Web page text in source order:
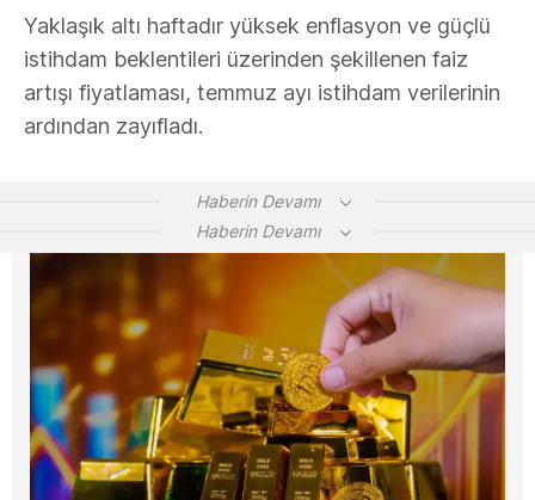
Yaklaşık altı haftadır yüksek enflasyon ve güçlü
istihdam beklentileri üzerinden şekillenen faiz
artışı fiyatlaması, temmuz ayı istihdam verilerinin
ardından zayıfladı.
Haberin Devamı
Haberin Devamı